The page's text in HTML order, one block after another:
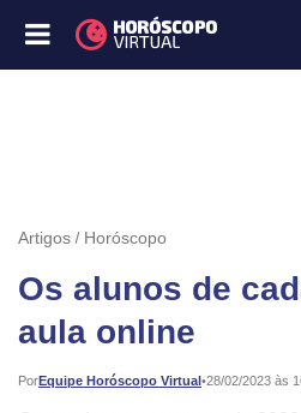
Artigos Horóscopo
Os alunos de
aula online
PorEquipe Horóscopo Virtual•
Publicado: 28/02/2023 às